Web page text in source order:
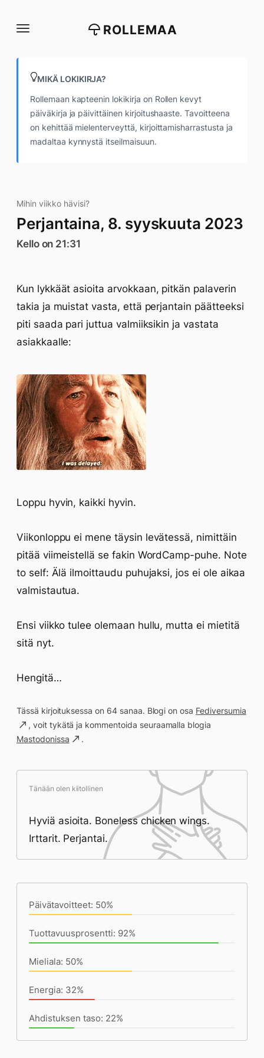
suoraan
ROLLEMAA
MIKÄ LOKIKIRJA?
Rollemaan kapteenin lokikirja on Rollen kevyt
päiväkirja ja päivittäinen kirjoitushaaste. Tavoitteena
on kehittää mielenterveyttä, kirjoittamisharrastusta ja
madaltaa kynnystä itseilmaisuun.
Mihin viikko hävisi?
Perjantaina, 8. syyskuuta 2023
Kello on 21:31
Kun lykkäät asioita arvokkaan, pitkän palaverin
takia ja muistat vasta, että perjantain päätteeksi
piti saada pari juttua valmiiksikin ja vastata
asiakkaalle:
Loppu hyvin, kaikki hyvin.
Viikonloppu ei mene täysin levätessä, nimittäin
pitää viimeistellä se fakin WordCamp-puhe. Note
to self: Älä ilmoittaudu puhujaksi, jos ei ole aikaa
valmistautua.
Ensi viikko tulee olemaan hullu, mutta ei mietitä
sitä nyt.
Hengitä…
Tässä kirjoituksessa on 64 sanaa. Blogi on osa Fediversumia
, voit tykätä ja kommentoida seuraamalla blogia
Mastodonissa
.
Tänään olen kiitollinen
Hyviä asioita. Boneless chicken wings.
Irttarit. Perjantai.
Päivätavoitteet: 50%
Tuottavuusprosentti: 92%
Mieliala: 50%
Energia: 32%
Ahdistuksen taso: 22%